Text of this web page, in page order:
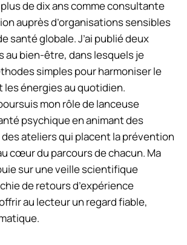
de dix ans comme consultante
auprès d’organisations sensibles
santé globale. J’ai publié deux
au bien-être, dans lesquels je
simples pour harmoniser le
les énergies au quotidien.
mon rôle de lanceuse
psychique en animant des
ateliers qui placent la prévention
cœur du parcours de chacun. Ma
sur une veille scientifique
de retours d’expérience
au lecteur un regard fiable,